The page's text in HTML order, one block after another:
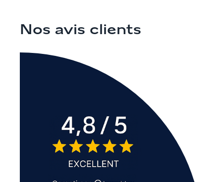
Nos avis clients